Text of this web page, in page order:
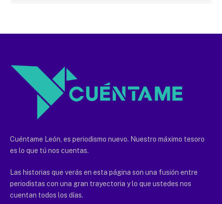
Cuéntame León, es periodismo nuevo. Nuestro máximo tesoro
es lo que tú nos cuentas.
Las historias que verás en esta página son una fusión entre
periodistas con una gran trayectoria y lo que ustedes nos
cuentan todos los días.